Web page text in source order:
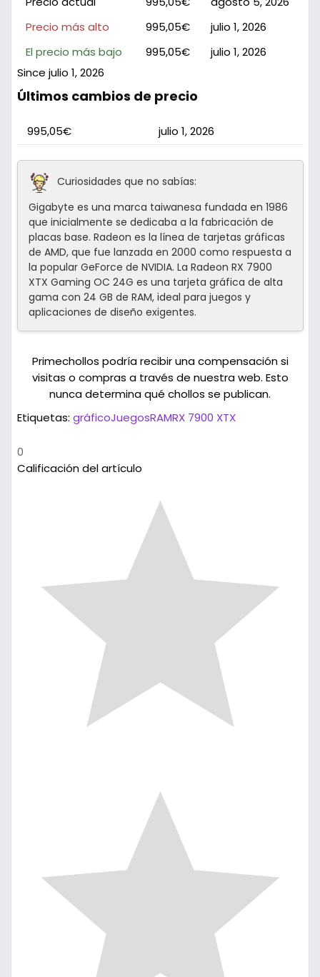
Precio más alto
995,05€
julio 1, 2026
El precio más bajo
995,05€
julio 1, 2026
Since julio 1, 2026
Últimos cambios de precio
995,05€ julio 1, 2026
Curiosidades que no sabías:
Gigabyte es una marca taiwanesa fundada en 1986
que inicialmente se dedicaba a la fabricación de
placas base. Radeon es la línea de tarjetas gráficas
de AMD, que fue lanzada en 2000 como respuesta a
la popular GeForce de NVIDIA. La Radeon RX 7900
XTX Gaming OC 24G es una tarjeta gráfica de alta
gama con 24 GB de RAM, ideal para juegos y
aplicaciones de diseño exigentes.
Primechollos podría recibir una compensación si
visitas o compras a través de nuestra web. Esto
nunca determina qué chollos se publican.
Etiquetas: gráficoJuegosRAMRX 7900 XTX
0
Calificación del artículo